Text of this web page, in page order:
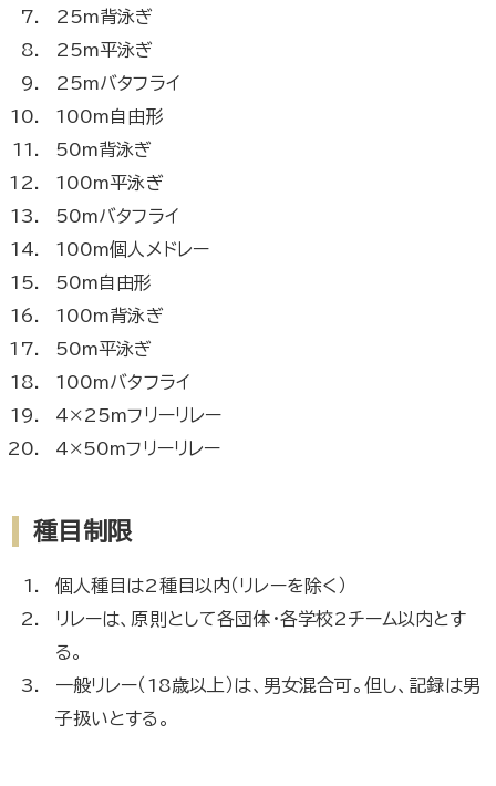
25m背泳ぎ
25m平泳ぎ
25mバタフライ
100m自由形
50m背泳ぎ
100m平泳ぎ
50mバタフライ
100m個人メドレー
50m自由形
100m背泳ぎ
50m平泳ぎ
100mバタフライ
4×25mフリーリレー
4×50mフリーリレー
種目制限
個人種目は2種目以内（リレーを除く）
リレーは、原則として各団体・各学校2チーム以内とす
る。
一般リレー（18歳以上）は、男女混合可。但し、記録は男
子扱いとする。